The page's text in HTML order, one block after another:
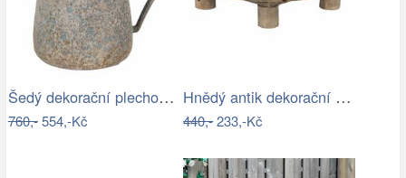
Šedý dekorační plechový džbánek s…
760,-554,-Kč
Hnědý antik dekorační stolek na květiny…
440,-233,-Kč